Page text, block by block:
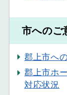
市へのご
郡上市へ
郡上市ホ
対応状況